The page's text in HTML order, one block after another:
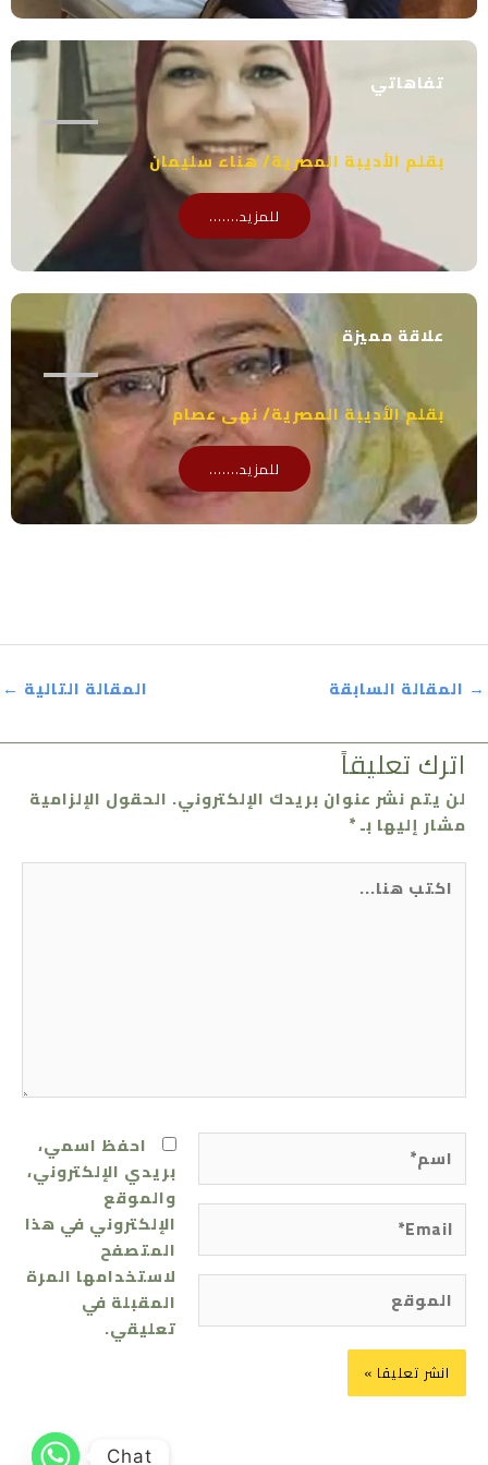
تفاهاتي
بقلم الأديبة المصرية/ هناء سليمان
للمزيد.......
علاقة مميزة
بقلم الأديبة المصرية/ نهى عصام
للمزيد.......
→ المقالة السابقة المقالة التالية ←
اترك تعليقاً
لن يتم نشر عنوان بريدك الإلكتروني. الحقول الإلزامية
مشار إليها بـ*
هنا...
اسم*
احفظ اسمي،
بريدي الإلكتروني،
والموقع
الإلكتروني في هذا
المتصفح
لاستخدامها المرة
المقبلة في
تعليقي.
Chat